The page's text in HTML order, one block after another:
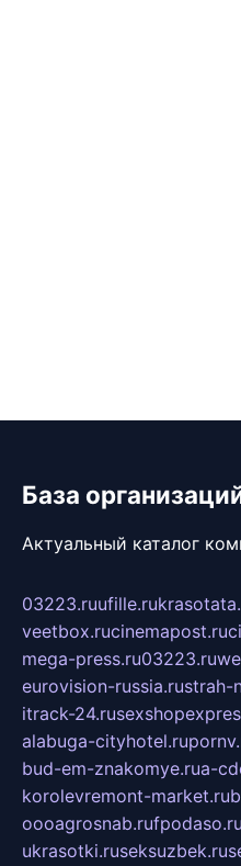
База
Актуальный каталог
03223.ruufille.ru
veetbox.rucinemapost.ru
mega-press.ru03223.ru
eurovision-russia.rustrah-
itrack-24.ru
alabuga-cityhotel.ru
bud-em-znakomye.rua-
korolevremont-market.ru
oooagrosnab.rufpodaso.ru
ukrasotki.ruseksuzbek.ru